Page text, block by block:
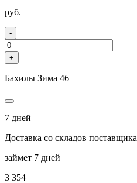
руб.
-
+
Бахилы Зима 46
7 дней
Доставка со складов поставщика
займет 7 дней
3 354